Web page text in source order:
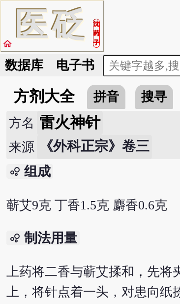
医砭
沈
药
子
home
数据库 电子书
方剂大全 拼音 搜寻
方名 雷火神针
来源 《外科正宗》卷三
bubble_chart 组成
蕲艾9克 丁香1.5克 麝香0.6克
bubble_chart 制法用量
上药将二香与蕲艾揉和，先将
上，将针点着一头，对患向纸